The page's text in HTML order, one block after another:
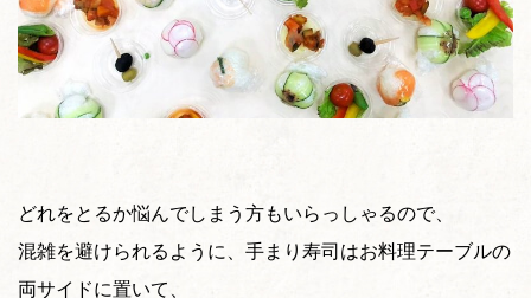
どれをとるか悩んでしまう方もいらっしゃるので、
混雑を避けられるように、手まり寿司はお料理テーブルの
両サイドに置いて、